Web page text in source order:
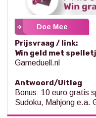
Doe Mee
Prijsvraag / link:
Win geld met
Gameduell.nl
Antwoord/Uitleg
Bonus: 10 euro gratis
Sudoku, Mahjong e.a.